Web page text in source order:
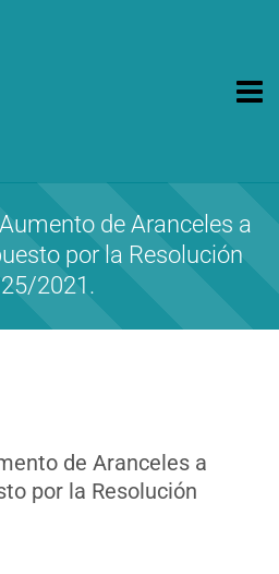
Médico
de Aranceles a
por la Resolución
2021.
de Aranceles a
por la Resolución